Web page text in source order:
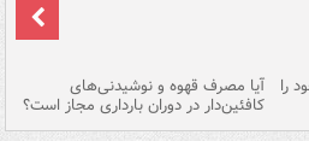
را آیا مصرف قهوه و نوشیدنی‌های
کافئین‌دار در دوران بارداری مجاز است؟